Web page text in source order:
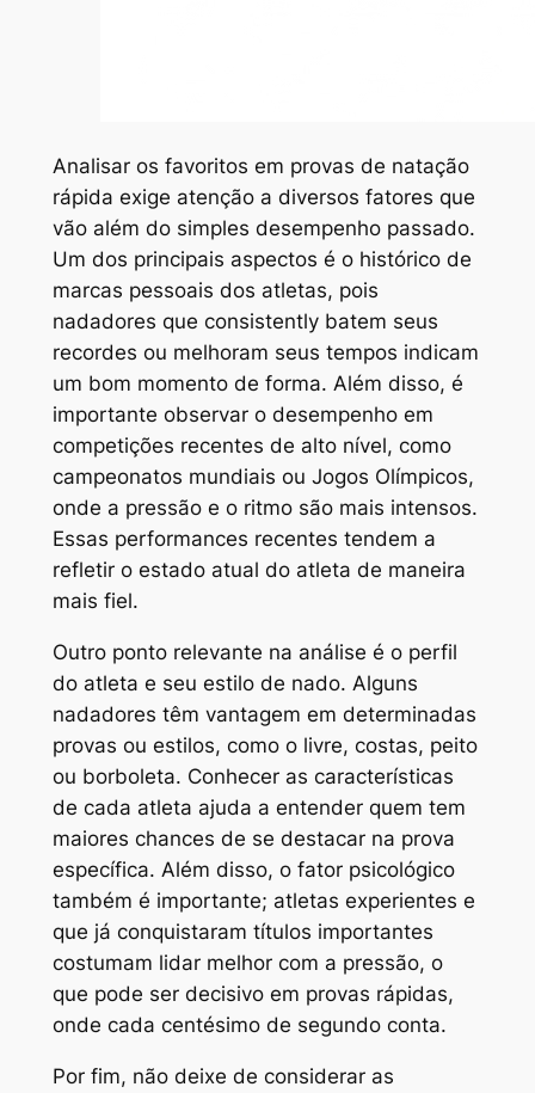
Analisar os favoritos em provas de natação
rápida exige atenção a diversos fatores que
vão além do simples desempenho passado.
Um dos principais aspectos é o histórico de
marcas pessoais dos atletas, pois
nadadores que consistently batem seus
recordes ou melhoram seus tempos indicam
um bom momento de forma. Além disso, é
importante observar o desempenho em
competições recentes de alto nível, como
campeonatos mundiais ou Jogos Olímpicos,
onde a pressão e o ritmo são mais intensos.
Essas performances recentes tendem a
refletir o estado atual do atleta de maneira
mais fiel.
Outro ponto relevante na análise é o perfil
do atleta e seu estilo de nado. Alguns
nadadores têm vantagem em determinadas
provas ou estilos, como o livre, costas, peito
ou borboleta. Conhecer as características
de cada atleta ajuda a entender quem tem
maiores chances de se destacar na prova
específica. Além disso, o fator psicológico
também é importante; atletas experientes e
que já conquistaram títulos importantes
costumam lidar melhor com a pressão, o
que pode ser decisivo em provas rápidas,
onde cada centésimo de segundo conta.
Por fim, não deixe de considerar as